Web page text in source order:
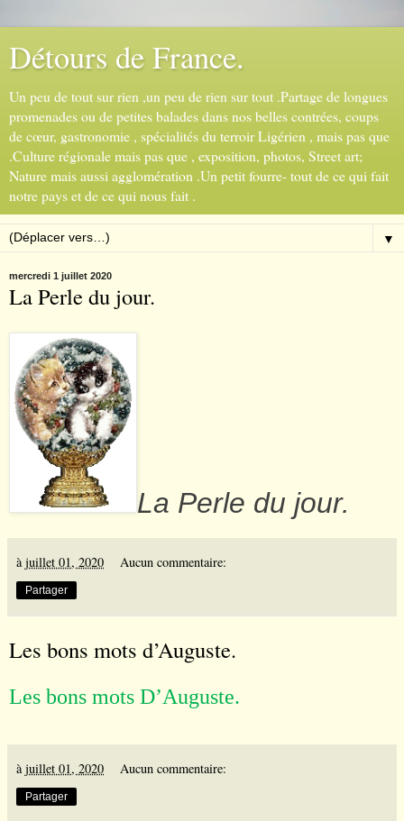
Détours de France.
Un peu de tout sur rien ,un peu de rien sur tout .Partage de longues
promenades ou de petites balades dans nos belles contrées, coups
de cœur, gastronomie , spécialités du terroir Ligérien , mais pas que
.Culture régionale mais pas que , exposition, photos, Street art;
Nature mais aussi agglomération .Un petit fourre- tout de ce qui fait
notre pays et de ce qui nous fait .
▼
mercredi 1 juillet 2020
La Perle du jour.
La Perle du jour.
à juillet 01, 2020 Aucun commentaire:
Partager
Les bons mots d’Auguste.
Les bons mots D’Auguste.
à juillet 01, 2020 Aucun commentaire:
Partager